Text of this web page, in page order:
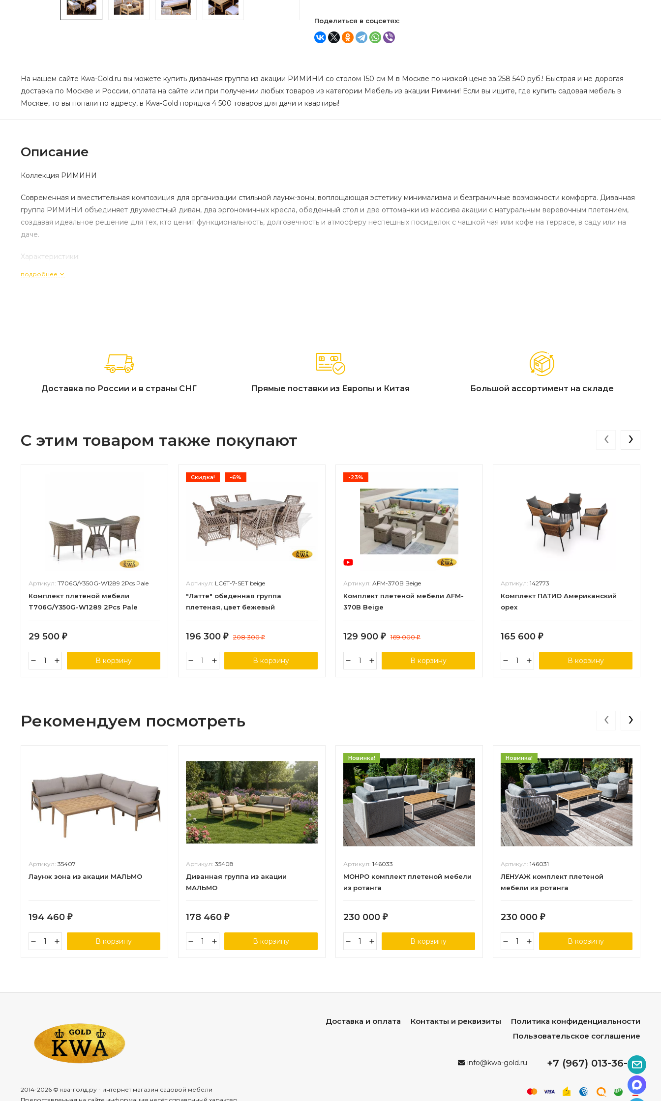
Поделиться в соцсетях:
На нашем сайте Kwa-Gold.ru вы можете купить диванная группа из акации РИМИНИ со столом 150 см M в Москве по низкой цене за 258 540 руб.! Быстрая и не дорогая
доставка по Москве и России, оплата на сайте или при получении любых товаров из категории Мебель из акации Римини! Если вы ищите, где купить садовая мебель в
Москве, то вы попали по адресу, в Kwa-Gold порядка 4 500 товаров для дачи и квартиры!
Описание
Коллекция РИМИНИ
Современная и вместительная композиция для организации стильной лаунж-зоны, воплощающая эстетику минимализма и безграничные возможности комфорта. Диванная
группа РИМИНИ объединяет двухместный диван, два эргономичных кресла, обеденный стол и две оттоманки из массива акации с натуральным веревочным плетением,
создавая идеальное решение для тех, кто ценит функциональность, долговечность и атмосферу неспешных посиделок с чашкой чая или кофе на террасе, в саду или на
даче.
Характеристики:
Артикул комплекта: 31421 / 31413 / 31419 / 31420
Особенности конструкции: Современный минимализм, сочетание массива акации и натурального веревочного плетения Роуп в сидячих модулях, монолитный стол из
цельного дерева, эргономичная глубина посадки, оттоманки для дополнительного комфорта, мягкие подушки в комплекте
Гарантийный срок: 18 месяцев.
подробнее
Доставка по России и в страны СНГ Прямые поставки из Европы и Китая Большой ассортимент на складе
С этим товаром также покупают
Артикул: T706G/Y350G-W1289 2Pcs Pale
Комплект плетеной мебели
T706G/Y350G-W1289 2Pcs Pale
29 500 ₽
В корзину
Скидка! -6%
Артикул: LC6T-7-SET beige
"Латте" обеденная группа
плетеная, цвет бежевый
196 300 ₽ 208 300₽
В корзину
-23%
Артикул: AFM-370B Beige
Комплект плетеной мебели AFM-
370B Beige
129 900 ₽ 169 000₽
В корзину
Артикул: 142773
Комплект ПАТИО Американский
орех
165 600 ₽
В корзину
‹ ›
Рекомендуем посмотреть
Артикул: 35407
Лаунж зона из акации МАЛЬМО
194 460 ₽
В корзину
Артикул: 35408
Диванная группа из акации
МАЛЬМО
178 460 ₽
В корзину
Новинка!
Артикул: 146033
МОНРО комплект плетеной мебели
из ротанга
230 000 ₽
В корзину
Новинка!
Артикул: 146031
ЛЕНУАЖ комплект плетеной
мебели из ротанга
230 000 ₽
В корзину
‹ ›
2014-2026 © ква-голд.ру - интернет магазин садовой мебели
Доставка и оплата Контакты и реквизиты
Политика конфиденциальности
Пользовательское соглашение
info@kwa-gold.ru +7 (967) 013-36-96